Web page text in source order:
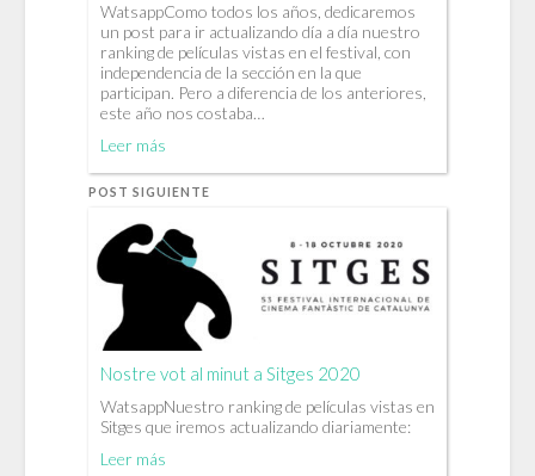
WatsappComo todos los años, dedicaremos
un post para ir actualizando día a día nuestro
ranking de películas vistas en el festival, con
independencia de la sección en la que
participan. Pero a diferencia de los anteriores,
este año nos costaba…
Leer más
POST SIGUIENTE
Nostre vot al minut a Sitges 2020
WatsappNuestro ranking de películas vistas en
Sitges que iremos actualizando diariamente:
Leer más